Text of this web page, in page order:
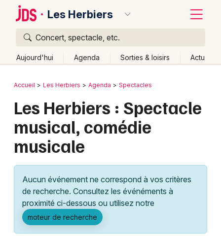
Les Herbiers
Concert, spectacle, etc.
Aujourd'hui Agenda Sorties & loisirs Actu
Publier un événement
Grands événements
Manifestations
Foires & salons
Bordeaux
Colmar
Lille
Lyon
Marseille
Mulhouse
Montpellier
Retour
Accueil Les Herbiers Agenda Spectacles
Les Herbiers : Spectacle
musical, comédie
musicale
Aucun événement ne correspond à vos critères
de recherche. Consultez les événéments à
proximité ci-dessous ou utilisez notre
moteur de recherche
Quoi ?
Où ?
Pays de la Loire
Partout Près de moi Changer de lieu
Quand ?
Effacer les dates
Aujourd'hui
Demain